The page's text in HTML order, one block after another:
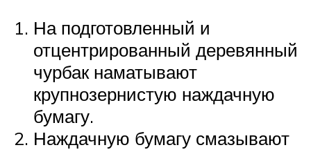
На подготовленный и
отцентрированный деревянный
чурбак наматывают
крупнозернистую наждачную
бумагу.
Наждачную бумагу смазывают